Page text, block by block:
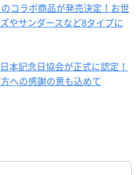
コラボ商品が発売決定！お世
やサンダースなど8タイプに
本記念日協会が正式に認定！
への感謝の意も込めて